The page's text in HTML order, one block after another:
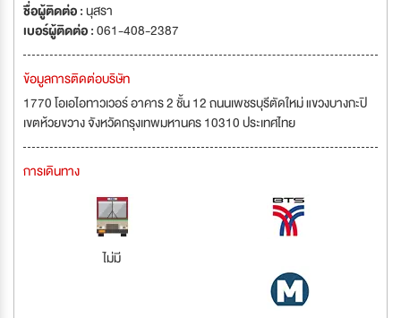
ชื่อผู้ติดต่อ :นุสรา
เบอร์ผู้ติดต่อ :061-408-2387
ข้อมูลการติดต่อบริษัท
1770 โอเอไอทาวเวอร์ อาคาร 2 ชั้น 12 ถนนเพชรบุรีตัดใหม่ แขวงบางกะปิ
เขตห้วยขวาง จังหวัดกรุงเทพมหานคร 10310 ประเทศไทย
การเดินทาง
ไม่มี